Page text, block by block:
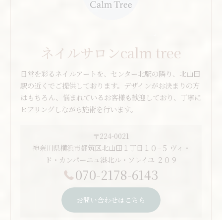
ネイルサロンcalm tree
日常を彩るネイルアートを、センター北駅の隣り、北山田
駅の近くでご提供しております。デザインがお決まりの方
はもちろん、悩まれているお客様も歓迎しており、丁寧に
ヒアリングしながら施術を行います。
〒224-0021
神奈川県横浜市都筑区北山田１丁目１０−５ ヴィ・
ド・カンパーニュ港北ル・ソレイユ ２０９
070-2178-6143
お問い合わせはこちら